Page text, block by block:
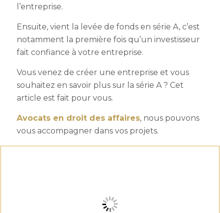
l’entreprise.
Ensuite, vient la levée de fonds en série A, c’est
notamment la première fois qu’un investisseur
fait confiance à votre entreprise.
Vous venez de créer une entreprise et vous
souhaitez en savoir plus sur la série A? Cet
article est fait pour vous.
Avocats en droit des affaires, nous pouvons
vous accompagner dans vos projets.